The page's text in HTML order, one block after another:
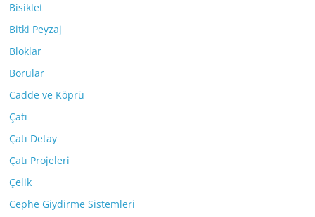
Bisiklet
Bitki Peyzaj
Bloklar
Borular
Cadde ve Köprü
Çatı
Çatı Detay
Çatı Projeleri
Çelik
Cephe Giydirme Sistemleri